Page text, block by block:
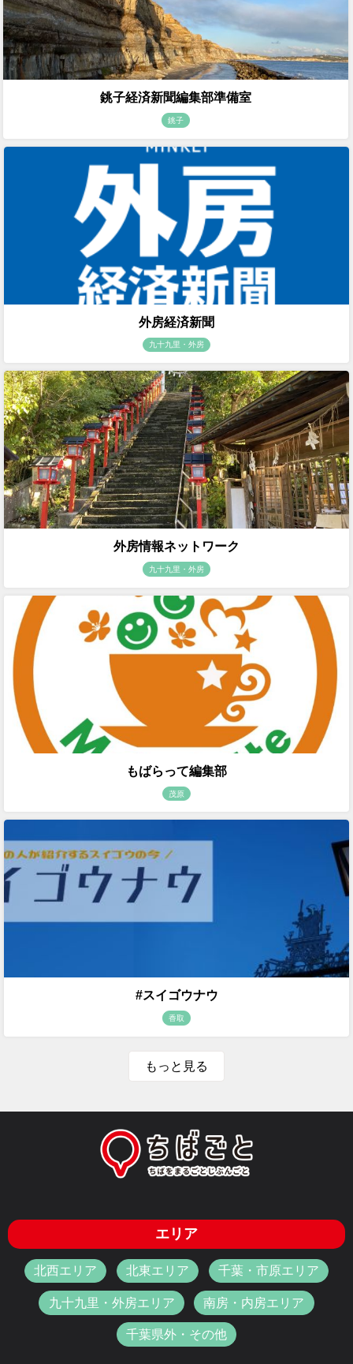
銚子経済新聞編集部準備室
銚子
外房経済新聞
九十九里・外房
外房情報ネットワーク
九十九里・外房
もばらって編集部
茂原
#スイゴウナウ
香取
もっと見る
エリア
北西エリア 北東エリア 千葉・市原エリア
九十九里・外房エリア 南房・内房エリア
千葉県外・その他